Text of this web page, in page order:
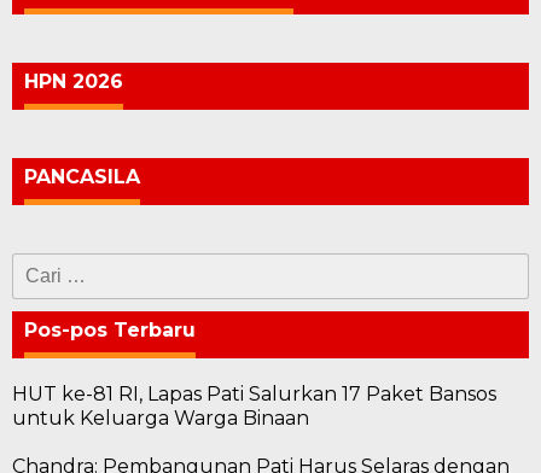
HPN 2026
PANCASILA
Cari
untuk:
Pos-pos Terbaru
HUT ke-81 RI, Lapas Pati Salurkan 17 Paket Bansos
untuk Keluarga Warga Binaan
Chandra: Pembangunan Pati Harus Selaras dengan